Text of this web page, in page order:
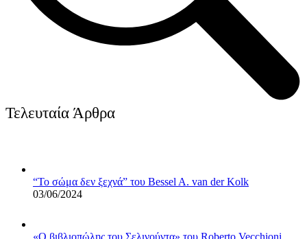
Τελευταία Άρθρα
“Το σώμα δεν ξεχνά” του Bessel A. van der Kolk
03/06/2024